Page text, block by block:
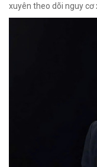
xuyên theo dõi nguy cơ